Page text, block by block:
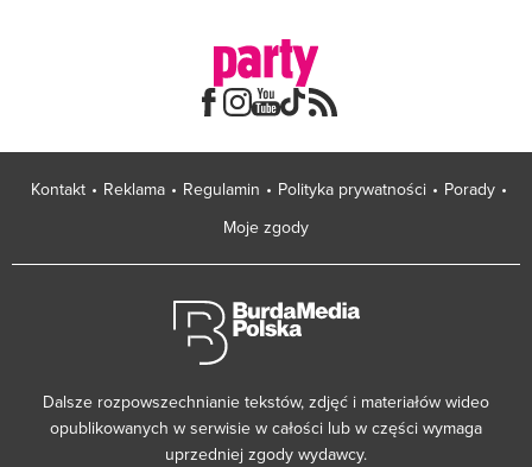
Kontakt Reklama Regulamin Polityka prywatności
Porady
Moje zgody
Dalsze rozpowszechnianie tekstów, zdjęć i materiałów wideo
opublikowanych w serwisie w całości lub w części wymaga
uprzedniej zgody wydawcy.